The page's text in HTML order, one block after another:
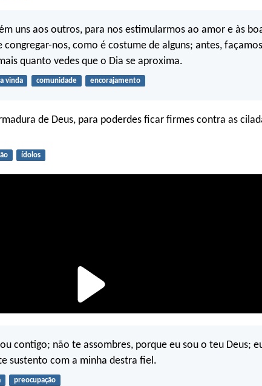
uns aos outros, para nos estimularmos ao amor e às
congregar-nos, como é costume de alguns; antes, façamos
quanto vedes que o Dia se aproxima.
vinda comunidade encorajamento
de Deus, para poderdes ficar firmes contra as
ídolos
contigo; não te assombres, porque eu sou o teu Deus;
sustento com a minha destra fiel.
preocupação